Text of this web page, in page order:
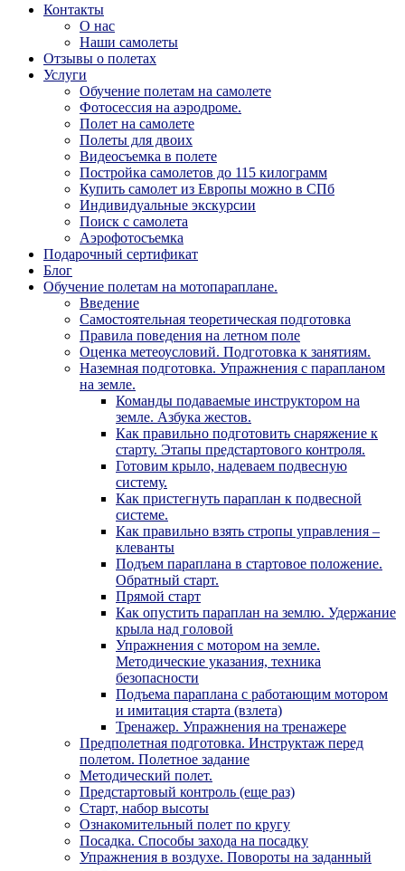
Контакты
О нас
Наши самолеты
Отзывы о полетах
Услуги
Обучение полетам на самолете
Фотосессия на аэродроме.
Полет на самолете
Полеты для двоих
Видеосъемка в полете
Постройка самолетов до 115 килограмм
Купить самолет из Европы можно в СПб
Индивидуальные экскурсии
Поиск с самолета
Аэрофотосъемка
Подарочный сертификат
Блог
Обучение полетам на мотопараплане.
Введение
Самостоятельная теоретическая подготовка
Правила поведения на летном поле
Оценка метеоусловий. Подготовка к занятиям.
Наземная подготовка. Упражнения с парапланом
на земле.
Команды подаваемые инструктором на
земле. Азбука жестов.
Как правильно подготовить снаряжение к
старту. Этапы предстартового контроля.
Готовим крыло, надеваем подвесную
систему.
Как пристегнуть параплан к подвесной
системе.
Как правильно взять стропы управления –
клеванты
Подъем параплана в стартовое положение.
Обратный старт.
Прямой старт
Как опустить параплан на землю. Удержание
крыла над головой
Упражнения с мотором на земле.
Методические указания, техника
безопасности
Подъема параплана с работающим мотором
и имитация старта (взлета)
Тренажер. Упражнения на тренажере
Предполетная подготовка. Инструктаж перед
полетом. Полетное задание
Методический полет.
Предстартовый контроль (еще раз)
Старт, набор высоты
Ознакомительный полет по кругу
Посадка. Способы захода на посадку
Упражнения в воздухе. Повороты на заданный